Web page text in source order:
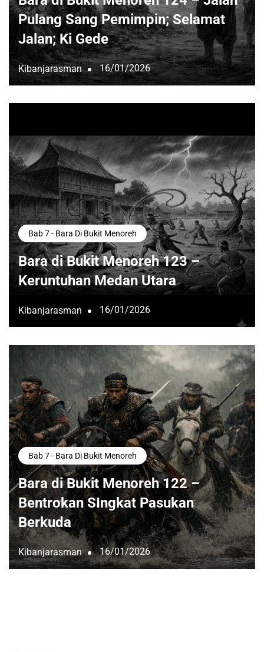
Pulang Sang Pemimpin; Selamat
Jalan; Ki Gede
Kibanjarasman 16/01/2026
Bab 7 - Bara Di Bukit Menoreh
Bara di Bukit Menoreh 123 –
Keruntuhan Medan Utara
Kibanjarasman 16/01/2026
Bab 7 - Bara Di Bukit Menoreh
Bara di Bukit Menoreh 122 –
Bentrokan SIngkat Pasukan
Berkuda
Kibanjarasman 16/01/2026